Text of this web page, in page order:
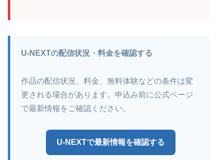
U-NEXTの配信状況・料金を確認する
作品の配信状況、料金、無料体験などの条件は変
更される場合があります。申込み前に公式ページ
で最新情報をご確認ください。
U-NEXTで最新情報を確認する